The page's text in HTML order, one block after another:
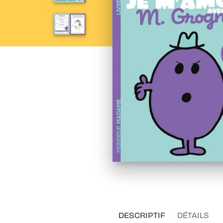
DESCRIPTIF DÉTAILS